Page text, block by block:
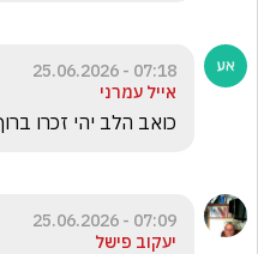
07:18 - 25.06.2026
אייל עמרני
כואב הלב יהי זכרו
07:09 - 25.06.2026
יעקוב פישל